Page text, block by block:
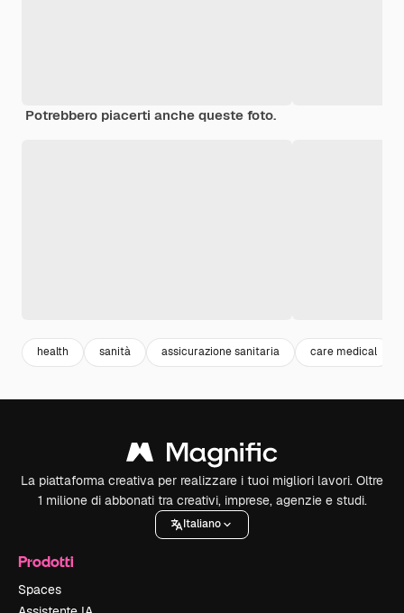
Potrebbero piacerti anche queste foto.
health sanità assicurazione sanitaria care medical
La piattaforma creativa per realizzare i tuoi migliori lavori. Oltre
1 milione di abbonati tra creativi, imprese, agenzie e studi.
Italiano
Prodotti
Spaces